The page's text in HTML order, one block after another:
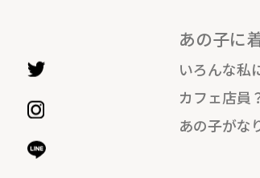
あの子に
いろんな私
カフェ店員
あの子がな